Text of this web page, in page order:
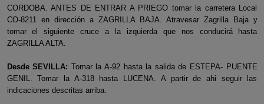
CORDOBA. ANTES DE ENTRAR A PRIEGO tomar la carretera Local
CO-8211 en dirección a ZAGRILLA BAJA. Atravesar Zagrilla Baja y
tomar el siguiente cruce a la izquierda que nos conducirá hasta
ZAGRILLA ALTA.
Desde SEVILLA: Tomar la A-92 hasta la salida de ESTEPA- PUENTE
GENIL. Tomar la A-318 hasta LUCENA. A partir de ahi seguir las
indicaciones descritas arriba.